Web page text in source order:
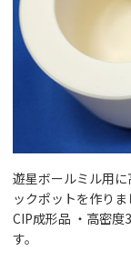
遊星ボールミル用
ックポットを作り
CIP成形品 ・高密度
す。